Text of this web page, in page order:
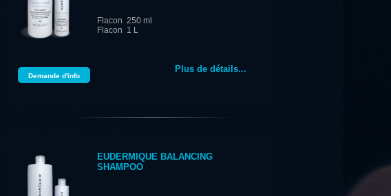
Flacon 250 ml
Flacon 1 L
Demande d'info
Plus de détails...
EUDERMIQUE BALANCING
SHAMPOO